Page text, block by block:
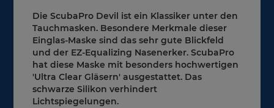
Die ScubaPro Devil ist ein Klassiker unter den
Tauchmasken. Besondere Merkmale dieser
Einglas-Maske sind das sehr gute Blickfeld
und der EZ-Equalizing Nasenerker. ScubaPro
hat diese Maske mit besonders hochwertigen
'Ultra Clear Gläsern' ausgestattet. Das
schwarze Silikon verhindert
Lichtspiegelungen.